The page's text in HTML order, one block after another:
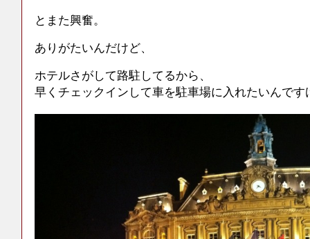
とまた興奮。
ありがたいんだけど、
ホテルさがして路駐してるから、
早くチェックインして車を駐車場に入れたいんです